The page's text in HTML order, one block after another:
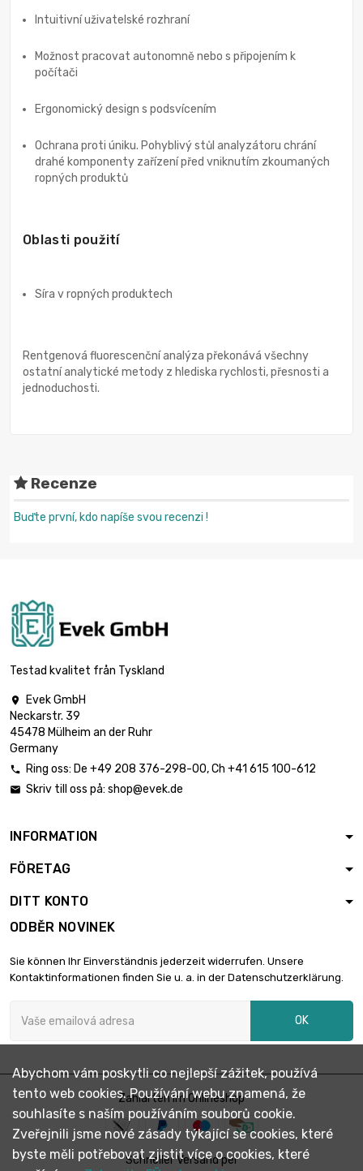
Intuitivní uživatelské rozhraní
Možnost pracovat autonomně nebo s připojením k
počítači
Ergonomický design s podsvícením
Ochrana proti úniku. Pohyblivý stůl analyzátoru chrání
drahé komponenty zařízení před vniknutím zkoumaných
ropných produktů
Oblasti použití
Síra v ropných produktech
Rentgenová fluorescenční analýza překonává všechny
ostatní analytické metody z hlediska rychlosti, přesnosti a
jednoduchosti.
Recenze
Buďte první, kdo napíše svou recenzi !
Testad kvalitet från Tyskland

Evek GmbH
Neckarstr. 39
45478 Mülheim an der Ruhr
Germany
 Ring oss: De +49 208 376-298-00, Ch +41 615 100-612
 Skriv till oss på: shop@evek.de
INFORMATION
FÖRETAG
DITT KONTO
ODBĚR NOVINEK
Sie können Ihr Einverständnis jederzeit widerrufen. Unsere
Kontaktinformationen finden Sie u. a. in der Datenschutzerklärung.
OK
Zahlarten im Onlineshop
Schneller Versand per
Abychom vám poskytli co nejlepší zážitek, používá
tento web cookies. Používání webu znamená, že
souhlasíte s naším používáním souborů cookie.
Zveřejnili jsme nové zásady týkající se cookies, které
byste měli potřebovat zjistit více o cookies, které